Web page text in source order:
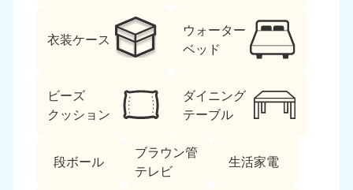
衣装ケース
ウォーター
ベッド
ビーズ
クッション
ダイニング
テーブル
段ボール
ブラウン管
テレビ
生活家電